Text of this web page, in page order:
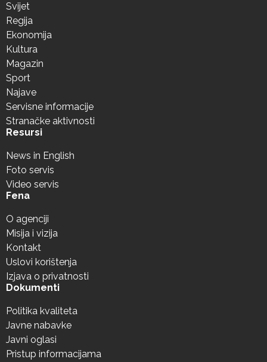
Svijet
Regija
Ekonomija
Kultura
Magazin
Sport
Najave
Servisne informacije
Stranačke aktivnosti
Resursi
News in English
Foto servis
Video servis
Fena
O agenciji
Misija i vizija
Kontakt
Uslovi korištenja
Izjava o privatnosti
Dokumenti
Politika kvaliteta
Javne nabavke
Javni oglasi
Pristup informacijama